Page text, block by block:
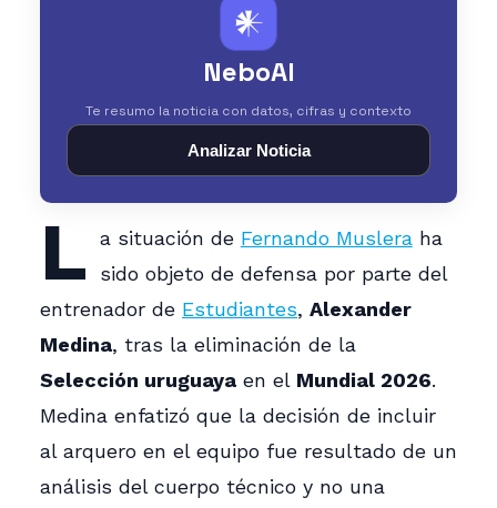
𒀭
NeboAI
Te resumo la noticia con datos, cifras y contexto
Analizar Noticia
L a situación de Fernando Musleraha
sido objeto de defensa por parte del
entrenador de Estudiantes, Alexander
Medina, tras la eliminación de la
Selección uruguaya en el Mundial 2026.
Medina enfatizó que la decisión de incluir
al arquero en el equipo fue resultado de un
análisis del cuerpo técnico y no una